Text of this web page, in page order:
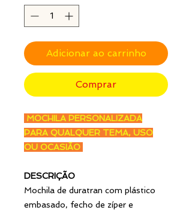
Adicionar ao carrinho
Comprar
MOCHILA PERSONALIZADA
PARA QUALQUER TEMA, USO
OU OCASIÃO
DESCRIÇÃO
Mochila de duratran com plástico
embasado, fecho de zíper e